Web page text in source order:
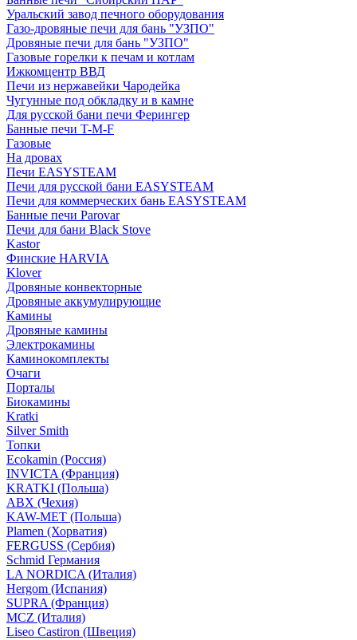
Уральский завод печного оборудования
Газо-дровяные печи для бань "УЗПО"
Дровяные печи для бань "УЗПО"
Газовые горелки к печам и котлам
Ижкомцентр ВВД
Печи из нержавейки Чародейка
Чугунные под обкладку и в камне
Для русской бани печи Ферингер
Банные печи T-M-F
Газовые
На дровах
Печи EASYSTEAM
Печи для русской бани EASYSTEAM
Печи для коммерческих бань EASYSTEAM
Банные печи Parovar
Печи для бани Black Stove
Kastor
Финские HARVIA
Klover
Дровяные конвекторные
Дровяные аккумулирующие
Камины
Дровяные камины
Электрокамины
Каминокомплекты
Очаги
Порталы
Биокамины
Kratki
Silver Smith
Топки
Ecokamin (Россия)
INVICTA (Франция)
KRATKI (Польша)
ABX (Чехия)
KAW-MET (Польша)
Plamen (Хорватия)
FERGUSS (Сербия)
Schmid Германия
LA NORDICA (Италия)
Hergom (Испания)
SUPRA (Франция)
MCZ (Италия)
Liseo Castiron (Швеция)